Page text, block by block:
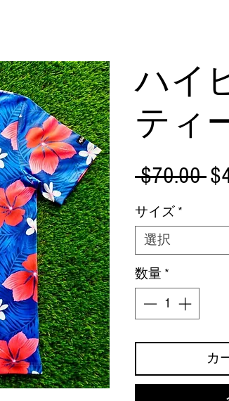
ハイ
ティ
$70.00 通
価
格
サイズ *
選択
数量 *
カ